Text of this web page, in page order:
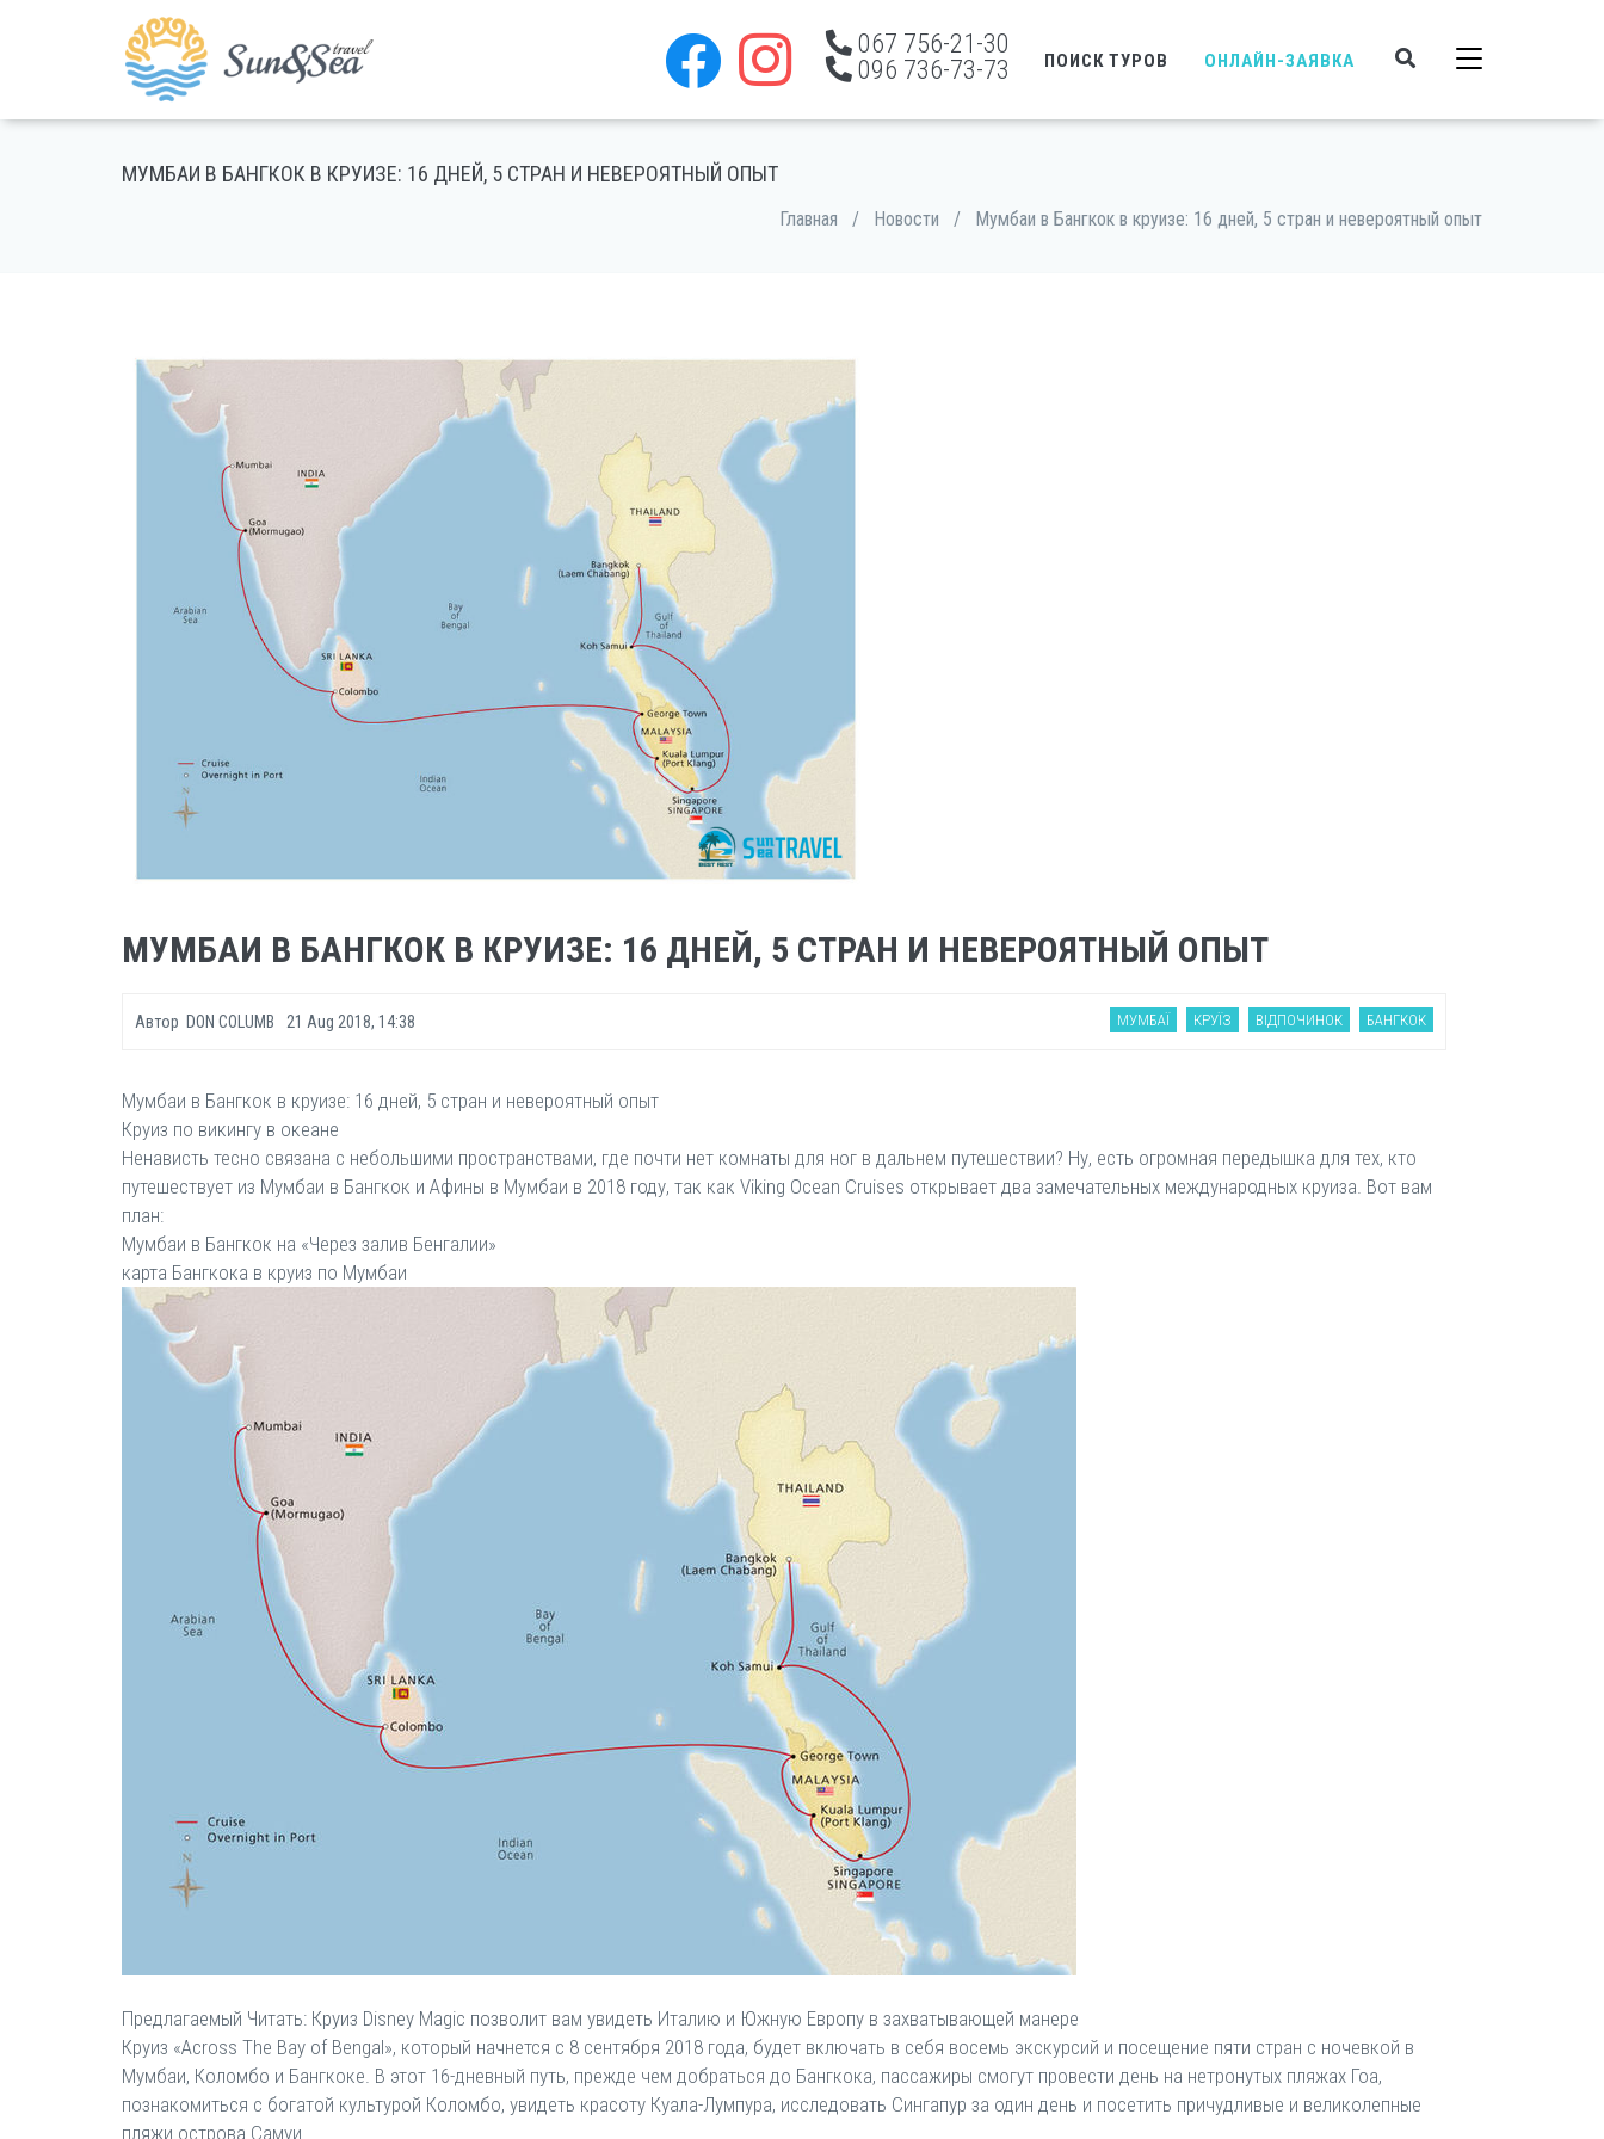
067 756-21-30
096 736-73-73
ПОИСК ТУРОВ ОНЛАЙН-ЗАЯВКА
МУМБАИ В БАНГКОК В КРУИЗЕ: 16 ДНЕЙ, 5 СТРАН И НЕВЕРОЯТНЫЙ ОПЫТ
Главная / Новости / Мумбаи в Бангкок в круизе: 16 дней, 5 стран и невероятный опыт
МУМБАИ В БАНГКОК В КРУИЗЕ: 16 ДНЕЙ, 5 СТРАН И НЕВЕРОЯТНЫЙ ОПЫТ
Автор DON COLUMB 21 Aug 2018, 14:38 МУМБАЇ КРУЇЗ ВІДПОЧИНОК БАНГКОК
Мумбаи в Бангкок в круизе: 16 дней, 5 стран и невероятный опыт
Круиз по викингу в океане
Ненависть тесно связана с небольшими пространствами, где почти нет комнаты для ног в дальнем путешествии? Ну, есть огромная передышка для тех, кто
путешествует из Мумбаи в Бангкок и Афины в Мумбаи в 2018 году, так как Viking Ocean Cruises открывает два замечательных международных круиза. Вот вам
план:
Мумбаи в Бангкок на «Через залив Бенгалии»
карта Бангкока в круиз по Мумбаи
Предлагаемый Читать: Круиз Disney Magic позволит вам увидеть Италию и Южную Европу в захватывающей манере
Круиз «Across The Bay of Bengal», который начнется с 8 сентября 2018 года, будет включать в себя восемь экскурсий и посещение пяти стран с ночевкой в ​​
Мумбаи, Коломбо и Бангкоке. В этот 16-дневный путь, прежде чем добраться до Бангкока, пассажиры смогут провести день на нетронутых пляжах Гоа,
познакомиться с богатой культурой Коломбо, увидеть красоту Куала-Лумпура, исследовать Сингапур за один день и посетить причудливые и великолепные
пляжи острова Самуи.